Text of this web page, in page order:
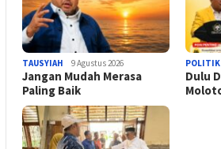
TAUSYIAH 9 Agustus 2026
Jangan Mudah Merasa
Paling Baik
POLITIK
Dulu